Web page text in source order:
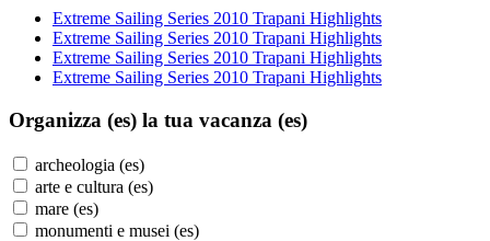
Extreme Sailing Series 2010 Trapani Highlights
Extreme Sailing Series 2010 Trapani Highlights
Extreme Sailing Series 2010 Trapani Highlights
Extreme Sailing Series 2010 Trapani Highlights
Organizza (es) la tua vacanza (es)
archeologia (es)
arte e cultura (es)
mare (es)
monumenti e musei (es)